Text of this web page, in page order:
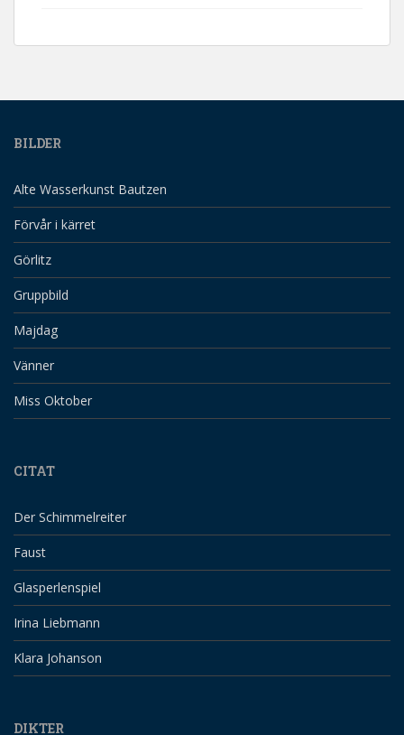
BILDER
Alte Wasserkunst Bautzen
Förvår i kärret
Görlitz
Gruppbild
Majdag
Vänner
Miss Oktober
CITAT
Der Schimmelreiter
Faust
Glasperlenspiel
Irina Liebmann
Klara Johanson
DIKTER